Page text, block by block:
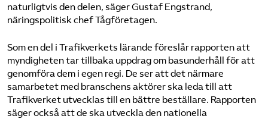
naturligtvis den delen, säger Gustaf Engstrand,
näringspolitisk chef Tågföretagen.
Som en del i Trafikverkets lärande föreslår rapporten att
myndigheten tar tillbaka uppdrag om basunderhåll för att
genomföra dem i egen regi. De ser att det närmare
samarbetet med branschens aktörer ska leda till att
Trafikverket utvecklas till en bättre beställare. Rapporten
säger också att de ska utveckla den nationella